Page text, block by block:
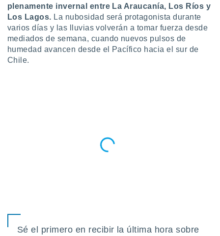
y análisis
en
como
perfil
y
plenamente invernal entre La Araucanía, Los Ríos y
Los Lagos. La nubosidad será protagonista durante
varios días y las lluvias volverán a tomar fuerza desde
mediados de semana, cuando nuevos pulsos de
humedad avancen desde el Pacífico hacia el sur de
Chile.
Sé el primero en recibir la última hora sobre